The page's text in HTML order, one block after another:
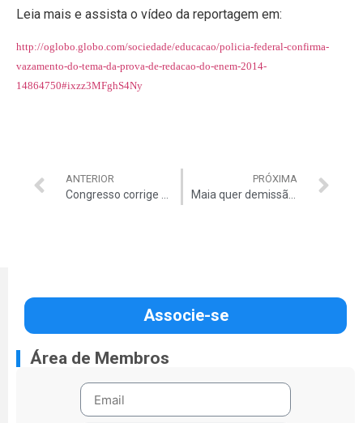
Leia mais e assista o vídeo da reportagem em:
http://oglobo.globo.com/sociedade/educacao/policia-federal-confirma-
vazamento-do-tema-da-prova-de-redacao-do-enem-2014-
14864750#ixzz3MFghS4Ny
ANTERIOR PRÓXIMA
Associe-se
Área de Membros